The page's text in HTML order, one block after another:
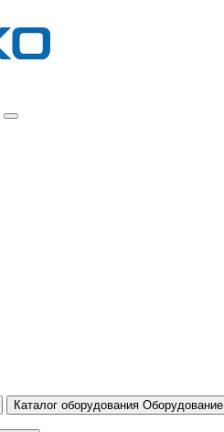
Каталог оборудования Оборудование